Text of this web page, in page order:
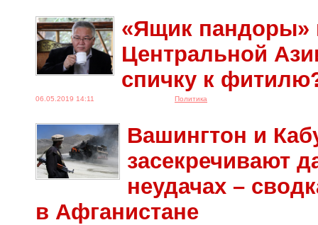
«Ящик пандоры»
Центральной
спичку к
06.05.2019 14:11 Политика
Вашингтон и
засекречивают
неудачах –
в Афганистане